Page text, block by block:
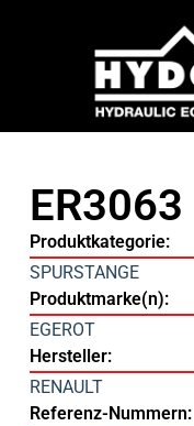
ER3063
Produktkategorie:
SPURSTANGE
Produktmarke(n):
EGEROT
Hersteller:
RENAULT
Referenz-Nummern: